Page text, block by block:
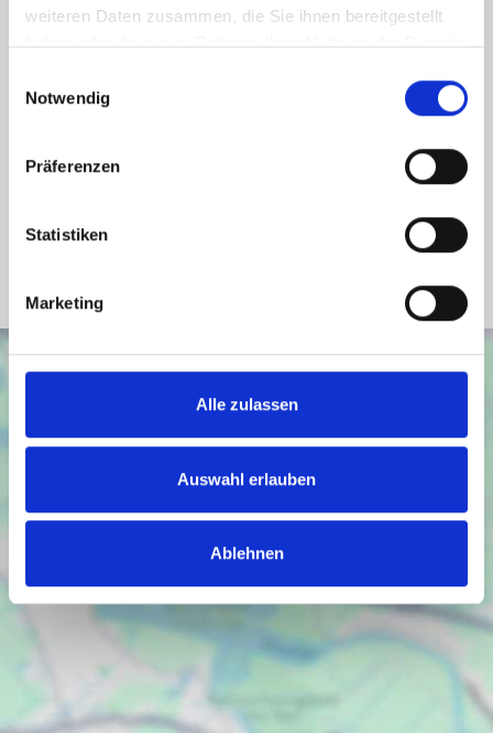
weiteren Daten zusammen, die Sie ihnen bereitgestellt
haben oder die sie im Rahmen Ihrer Nutzung der Dienste
Notwendig
Präferenzen
Statistiken
Marketing
Alle zulassen
Auswahl erlauben
Ablehnen
Energieausweis Ausstelldatum
2022-08-31
Energieausweis Jahrgang
ab dem 1.5.2014
Energieausweis Baujahr
Heizung
Zentralheizung